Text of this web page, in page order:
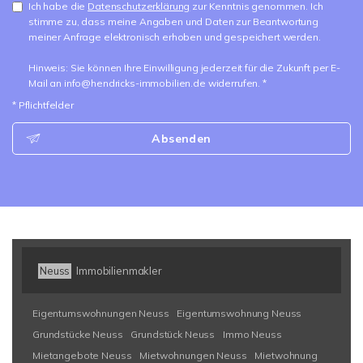
Ich habe die Datenschutzerklärung zur Kenntnis genommen. Ich
stimme zu, dass meine Angaben und Daten zur Beantwortung
meiner Anfrage elektronisch erhoben und gespeichert werden.
Hinweis: Sie können Ihre Einwilligung jederzeit für die Zukunft per E-
Mail an info@hendricks-immobilien.de widerrufen. *
* Pflichtfelder
Absenden
Neuss Immobilienmakler
Eigentumswohnungen Neuss
Eigentumswohnung Neuss
Grundstücke Neuss
Grundstück Neuss
Immo Neuss
Mietangebote Neuss
Mietwohnungen Neuss
Mietwohnung